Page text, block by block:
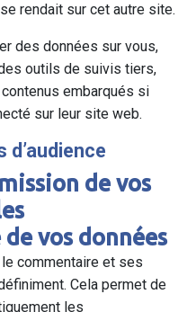
rendait sur cet autre site.
des données sur vous,
outils de suivis tiers,
embarqués si
sur leur site web.
de vos
vos données
commentaire et ses
Cela permet de
les